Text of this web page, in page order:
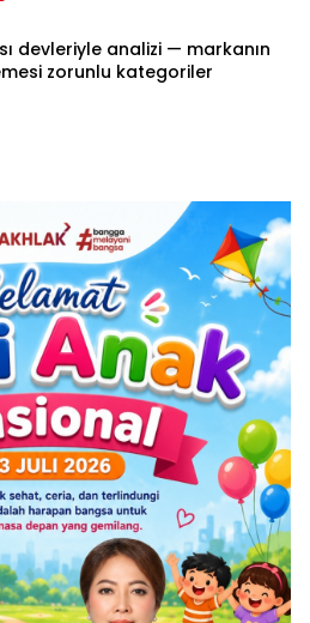
devleriyle analizi — markanın
zorunlu kategoriler